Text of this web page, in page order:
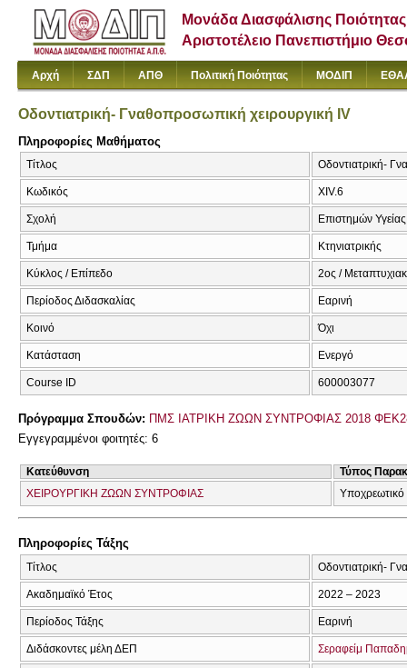
Μονάδα Διασφάλισης Ποιότητας
Αριστοτέλειο Πανεπιστήμιο
Αρχή ΣΔΠ ΑΠΘ Πολιτική Ποιότητας ΜΟΔΙΠ
Οδοντιατρική- Γναθοπροσωπική χειρουργική IV
Πληροφορίες Μαθήματος
Τίτλος Οδοντιατρική-
Κωδικός XIV.6
Σχολή Επιστημών Υγείας
Τμήμα Κτηνιατρικής
Κύκλος / Επίπεδο 2ος /
Περίοδος Διδασκαλίας Εαρινή
Κοινό Όχι
Κατάσταση Ενεργό
Course ID 600003077
Πρόγραμμα Σπουδών: ΠΜΣ ΙΑΤΡΙΚΗ ΖΩΩΝ ΣΥΝΤΡΟΦΙΑΣ 2018
Εγγεγραμμένοι φοιτητές: 6
Κατεύθυνση
Τύπος
ΧΕΙΡΟΥΡΓΙΚΗ ΖΩΩΝ ΣΥΝΤΡΟΦΙΑΣ
Υποχρεωτικό
Πληροφορίες Τάξης
Τίτλος Οδοντιατρική-
Ακαδημαϊκό Έτος 2022 – 2023
Περίοδος Τάξης Εαρινή
Διδάσκοντες μέλη ΔΕΠ Σεραφείμ